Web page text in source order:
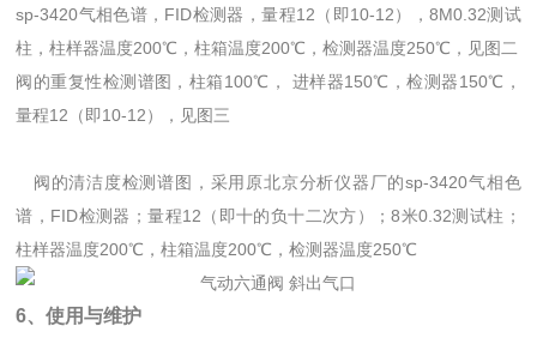
sp-3420气相色谱，FID检测器，量程12（即10-12），8M0.32测试
柱，柱样器温度200℃，柱箱温度200℃，检测器温度250℃，见图二
阀的重复性检测谱图，柱箱100℃， 进样器150℃，检测器150℃，
量程12（即10-12），见图三
阀的清洁度检测谱图，采用原北京分析仪器厂的sp-3420气相色
谱，FID检测器；量程12（即十的负十二次方）；8米0.32测试柱；
柱样器温度200℃，柱箱温度200℃，检测器温度250℃
6、使用与维护